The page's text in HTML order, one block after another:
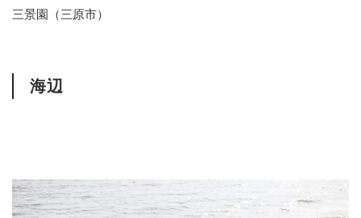
三景園（三原市）
海辺